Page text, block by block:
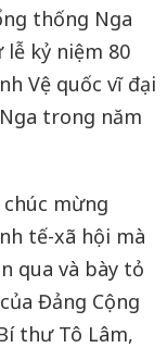
thống Nga
kỷ niệm 80
Vệ quốc vĩ đại
trong năm
mừng
tế-xã hội mà
qua và bày tỏ
Đảng Cộng
thư Tô Lâm,